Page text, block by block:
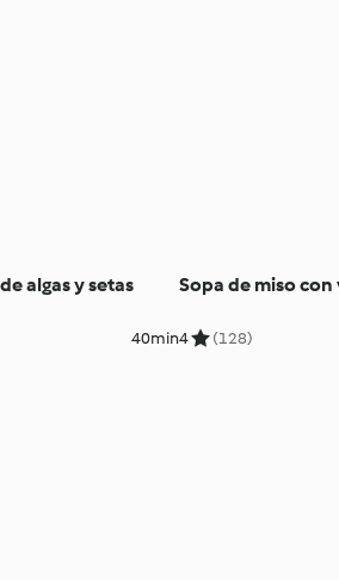
algas y setas
40min
Sopa de miso con
4 (128)